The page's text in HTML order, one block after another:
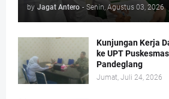
by Jagat Antero - Senin, Agustus 03, 2026
Kunjungan Kerja
ke UPT
Pandeglang
Jumat, Juli 24, 2026